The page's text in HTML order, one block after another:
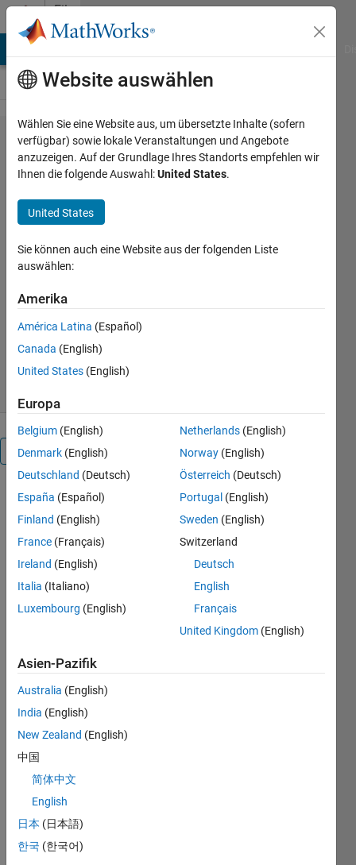
Weiter zum Inhalt
File
Exchange
MATLAB
Plot
Create two waves
MathWorks Plot Gallery
Team
Version 1.1.0.2(15,5 KB)
2,2K Downloads
19. Dez 2018
Überblick
This is an
how to
create two
overlapping
dimension in
MATLAB®.
and "fill3"
functions in
the MATLAB
documentation.
For more
go to
MATLAB
Plot Gallery -
http://www.mathworks.com/discovery/gallery.html
Zitieren
Website auswählen
Wählen Sie eine Website aus, um übersetzte Inhalte (sofern
verfügbar) sowie lokale Veranstaltungen und Angebote
anzuzeigen. Auf der Grundlage Ihres Standorts empfehlen wir
Ihnen die folgende Auswahl:United States.
United States
Sie können auch eine Website aus der folgenden Liste
auswählen:
Amerika
América Latina (Español)
Canada (English)
United States (English)
Europa
Belgium (English)
Denmark (English)
Deutschland (Deutsch)
España (Español)
Finland (English)
France (Français)
Ireland (English)
Italia (Italiano)
Luxembourg (English)
Netherlands (English)
Norway (English)
Österreich (Deutsch)
Portugal (English)
Sweden (English)
Switzerland
Deutsch
English
Français
United Kingdom (English)
Asien-Pazifik
Australia (English)
India (English)
New Zealand (English)
中国
简体中文
English
日本 (日本語)
한국 (한국어)